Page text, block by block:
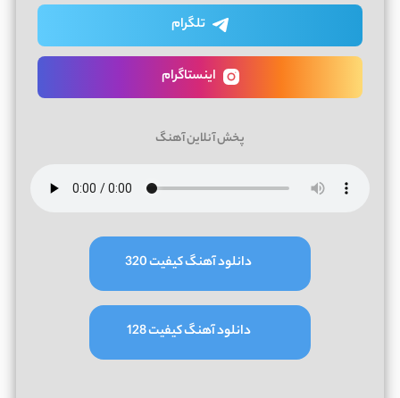
تلگرام
اینستاگرام
پخش آنلاین آهنگ
دانلود آهنگ کیفیت 320
دانلود آهنگ کیفیت 128